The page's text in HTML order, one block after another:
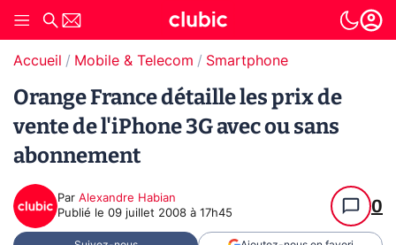
Accueil Mobile & Telecom Smartphone
Orange France détaille les prix de
vente de l'iPhone 3G avec ou sans
abonnement
Par Alexandre Habian
Publié le 09 juillet 2008 à 17h45 0